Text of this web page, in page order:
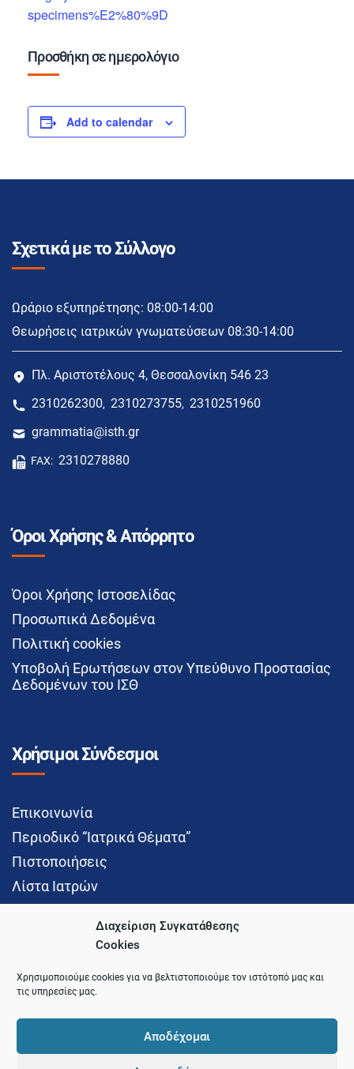
Διαχείριση Συγκατάθεσης
Cookies
Χρησιμοποιούμε cookies για να βελτιστοποιούμε τον ιστότοπό μας και
τις υπηρεσίες μας.
Αποδέχομαι
specimens%E2%80%9D
Προσθήκη σε ημερολόγιο
Add to calendar
Σχετικά με το Σύλλογο
Ωράριο εξυπηρέτησης: 08:00-14:00
Θεωρήσεις ιατρικών γνωματεύσεων 08:30-14:00
Πλ. Αριστοτέλους 4, Θεσσαλονίκη 546 23
2310262300, 2310273755, 2310251960
grammatia@isth.gr
FAX: 2310278880
Όροι Χρήσης & Απόρρητο
Όροι Χρήσης Ιστοσελίδας
Προσωπικά Δεδομένα
Πολιτική cookies
Υποβολή Ερωτήσεων στον Υπεύθυνο Προστασίας
Δεδομένων του ΙΣΘ
Χρήσιμοι Σύνδεσμοι
Επικοινωνία
Περιοδικό “Ιατρικά Θέματα”
Πιστοποιήσεις
Λίστα Ιατρών
Social Media